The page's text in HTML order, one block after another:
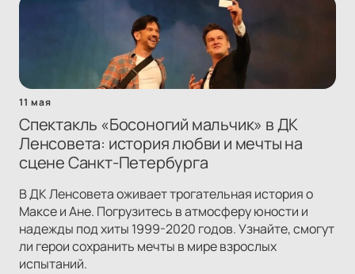
11 мая
Спектакль «Босоногий мальчик» в ДК
Ленсовета: история любви и мечты на
сцене Санкт-Петербурга
В ДК Ленсовета оживает трогательная история о
Максе и Ане. Погрузитесь в атмосферу юности и
надежды под хиты 1999-2020 годов. Узнайте, смогут
ли герои сохранить мечты в мире взрослых
испытаний.